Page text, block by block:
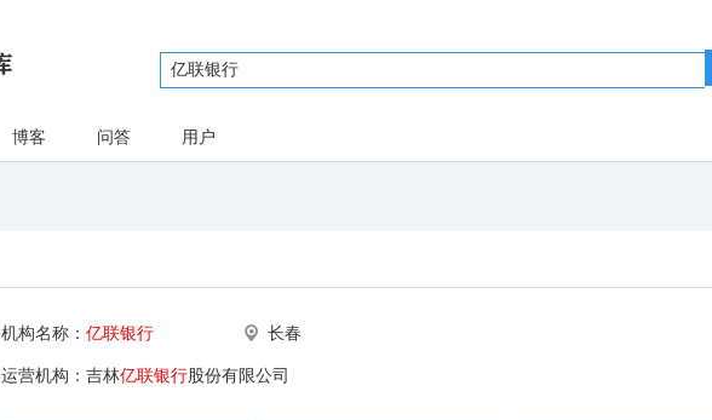
博客 问答 用户
机构名称： 亿联银行 长春
运营机构：吉林亿联银行股份有限公司